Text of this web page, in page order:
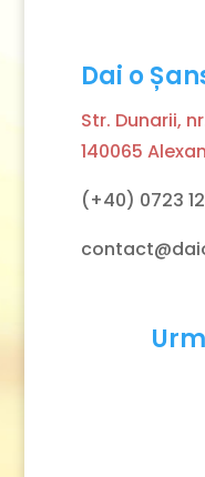
Dai o
Str. Dunarii,
140065
(+40) 0723